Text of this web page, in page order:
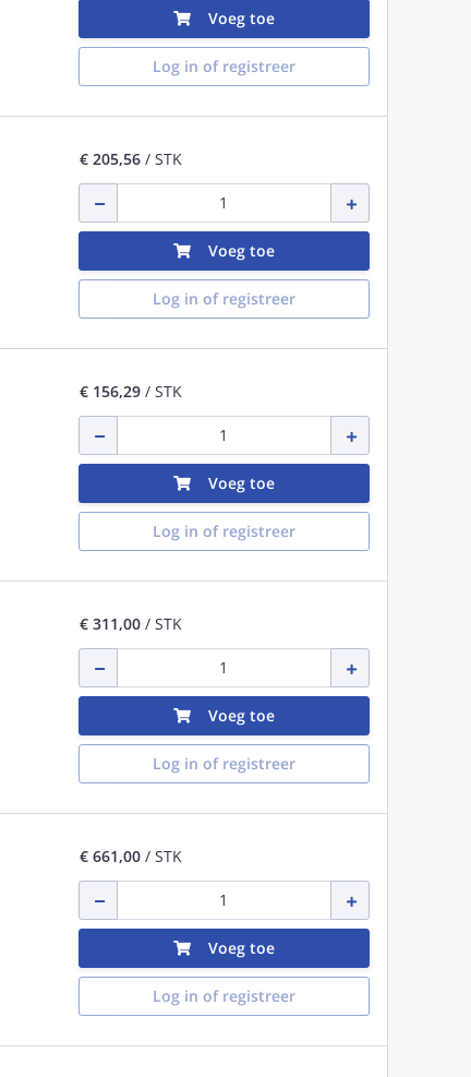
Voeg toe
Log in of registreer
€ 205,56/ STK
Voeg toe
Log in of registreer
€ 156,29/ STK
Voeg toe
Log in of registreer
€ 311,00/ STK
Voeg toe
Log in of registreer
€ 661,00/ STK
Voeg toe
Log in of registreer